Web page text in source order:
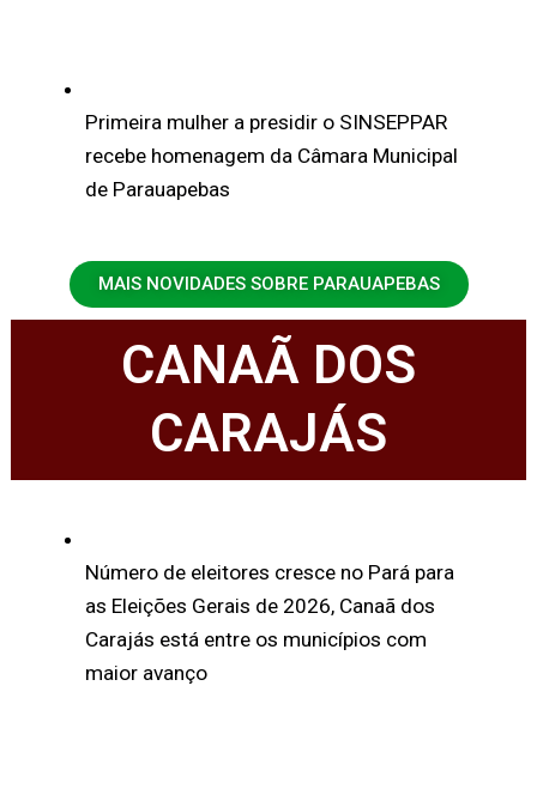
Primeira mulher a presidir o SINSEPPAR
recebe homenagem da Câmara Municipal
de Parauapebas
MAIS NOVIDADES SOBRE PARAUAPEBAS
CANAÃ DOS
CARAJÁS
Número de eleitores cresce no Pará para
as Eleições Gerais de 2026, Canaã dos
Carajás está entre os municípios com
maior avanço